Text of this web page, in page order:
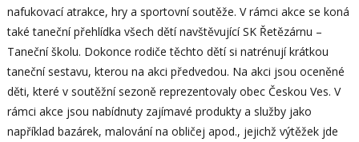
nafukovací atrakce, hry a sportovní soutěže. V rámci akce se koná
také taneční přehlídka všech dětí navštěvující SK Řetězárnu –
Taneční školu. Dokonce rodiče těchto dětí si natrénují krátkou
taneční sestavu, kterou na akci předvedou. Na akci jsou oceněné
děti, které v soutěžní sezoně reprezentovaly obec Českou Ves. V
rámci akce jsou nabídnuty zajímavé produkty a služby jako
například bazárek, malování na obličej apod., jejichž výtěžek jde